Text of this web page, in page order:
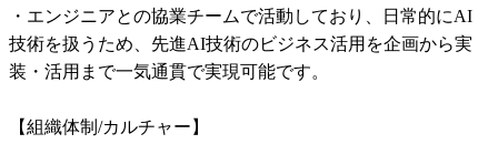
・エンジニアとの協業チームで活動しており、日常的にAI
技術を扱うため、先進AI技術のビジネス活用を企画から実
装・活用まで一気通貫で実現可能です。
【組織体制/カルチャー】